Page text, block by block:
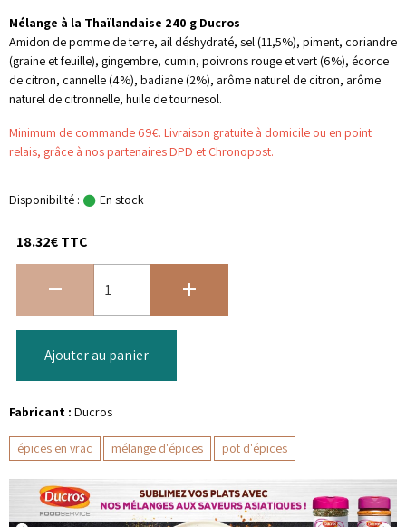
Mélange à la Thaïlandaise 240 g Ducros
Amidon de pomme de terre, ail déshydraté, sel (11,5%), piment, coriandre
(graine et feuille), gingembre, cumin, poivrons rouge et vert (6%), écorce
de citron, cannelle (4%), badiane (2%), arôme naturel de citron, arôme
naturel de citronnelle, huile de tournesol.
Minimum de commande 69€. Livraison gratuite à domicile ou en point
relais, grâce à nos partenaires DPD et Chronopost.
Disponibilité : En stock
18.32€ TTC
Ajouter au panier
Fabricant : Ducros
épices en vrac mélange d'épices pot d'épices